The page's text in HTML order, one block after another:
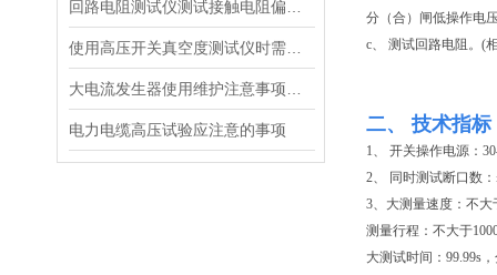
电力电缆高压试验应注意的事项
分（合）闸低操作电
c、 测试回路电阻。(
二、 技术指标
1、 开关操作电源：
2、 同时测试断口数
3、大测量速度：不大
测量行程：不大于
大测试时间：99.99s